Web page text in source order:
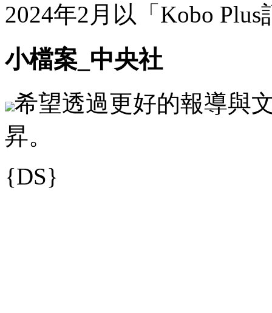
2024年2月以「Kobo
小檔案_中央社
希望透過更好的報導與
昇。
{DS}